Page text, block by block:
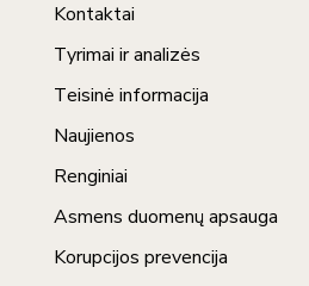
Kontaktai
Tyrimai ir analizės
Teisinė informacija
Naujienos
Renginiai
Asmens duomenų apsauga
Korupcijos prevencija